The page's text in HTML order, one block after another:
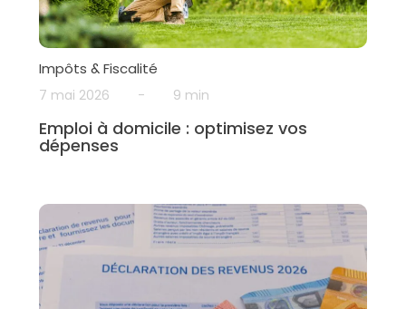
Impôts & Fiscalité
7 mai 2026 - 9 min
Emploi à domicile : optimisez vos
dépenses